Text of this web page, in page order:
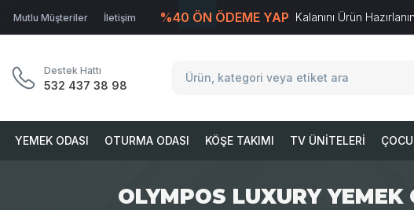
Mutlu Müşteriler İletişim %40 ÖN ÖDEME YAP Kalanını Ürün
Destek Hattı
532 437 38 98
YEMEK ODASI OTURMA ODASI KÖŞE TAKIMI TV ÜNITELERI
OLYMPOS LUXURY YEMEK
T-Soft E-TicaretSistemleriyle Hazırlanmıştır.